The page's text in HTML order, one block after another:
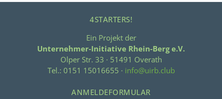
4STARTERS!
Ein Projekt der
Unternehmer-Initiative Rhein-Berg e.V.
Olper Str. 33 · 51491 Overath
Tel.: 0151 15016655 · info@uirb.club
ANMELDEFORMULAR